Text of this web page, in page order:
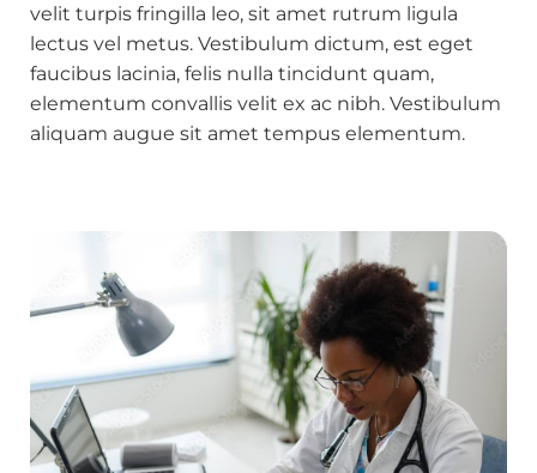
velit turpis fringilla leo, sit amet rutrum ligula
lectus vel metus. Vestibulum dictum, est eget
faucibus lacinia, felis nulla tincidunt quam,
elementum convallis velit ex ac nibh. Vestibulum
aliquam augue sit amet tempus elementum.